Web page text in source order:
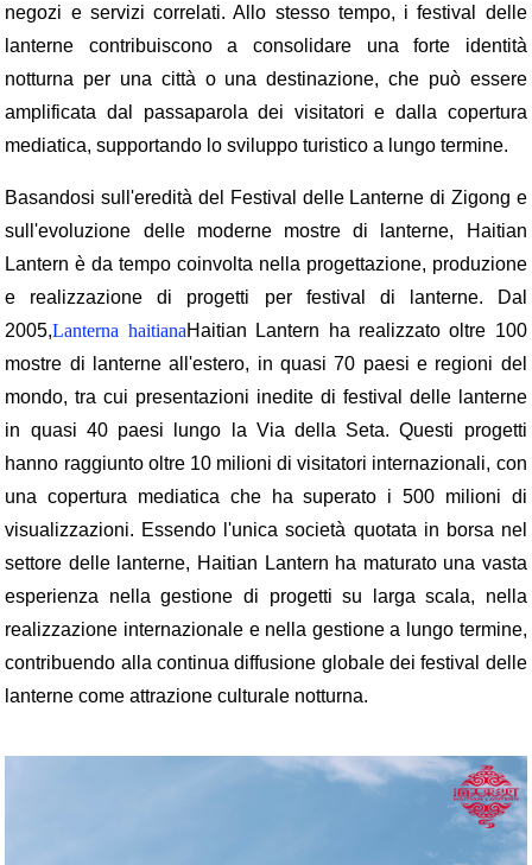
negozi e servizi correlati. Allo stesso tempo, i festival delle
lanterne contribuiscono a consolidare una forte identità
notturna per una città o una destinazione, che può essere
amplificata dal passaparola dei visitatori e dalla copertura
mediatica, supportando lo sviluppo turistico a lungo termine.
Basandosi sull'eredità del Festival delle Lanterne di Zigong e
sull'evoluzione delle moderne mostre di lanterne, Haitian
Lantern è da tempo coinvolta nella progettazione, produzione
e realizzazione di progetti per festival di lanterne. Dal
2005,Lanterna haitianaHaitian Lantern ha realizzato oltre 100
mostre di lanterne all'estero, in quasi 70 paesi e regioni del
mondo, tra cui presentazioni inedite di festival delle lanterne
in quasi 40 paesi lungo la Via della Seta. Questi progetti
hanno raggiunto oltre 10 milioni di visitatori internazionali, con
una copertura mediatica che ha superato i 500 milioni di
visualizzazioni. Essendo l'unica società quotata in borsa nel
settore delle lanterne, Haitian Lantern ha maturato una vasta
esperienza nella gestione di progetti su larga scala, nella
realizzazione internazionale e nella gestione a lungo termine,
contribuendo alla continua diffusione globale dei festival delle
lanterne come attrazione culturale notturna.